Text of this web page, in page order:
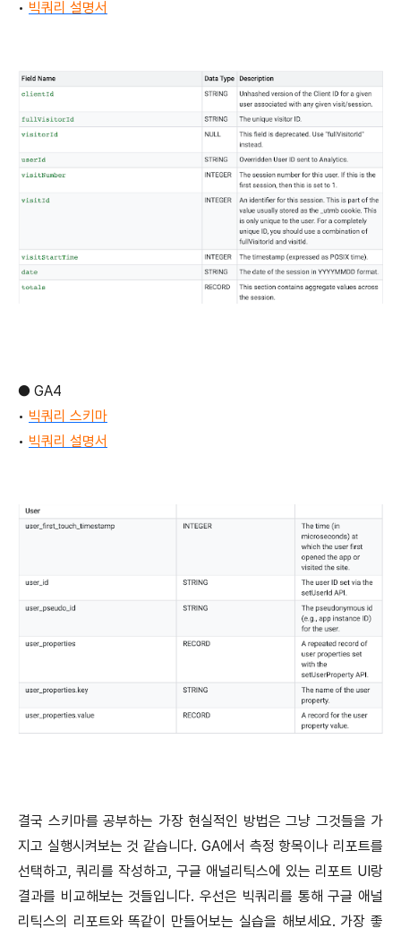
• 빅쿼리 설명서
● GA4
• 빅쿼리 스키마
• 빅쿼리 설명서
결국 스키마를 공부하는 가장 현실적인 방법은 그냥 그것들을 가
지고 실행시켜보는 것 같습니다. GA에서 측정 항목이나 리포트를
선택하고, 쿼리를 작성하고, 구글 애널리틱스에 있는 리포트 UI랑
결과를 비교해보는 것들입니다. 우선은 빅쿼리를 통해 구글 애널
리틱스의 리포트와 똑같이 만들어보는 실습을 해보세요. 가장 좋